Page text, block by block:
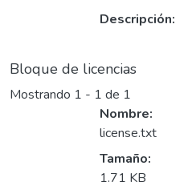
Descripción:
Bloque de licencias
Mostrando 1 - 1 de 1
Nombre:
license.txt
Tamaño:
1.71 KB